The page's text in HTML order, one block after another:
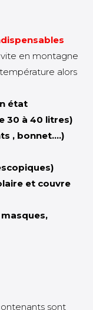
en montagne
alors
état
30 à 40 litres)
, bonnet….)
et couvre
sont